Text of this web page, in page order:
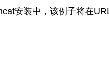
安装中，该例子将在